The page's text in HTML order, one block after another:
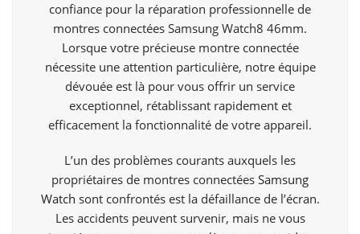
confiance pour la réparation professionnelle de
montres connectées Samsung Watch8 46mm.
Lorsque votre précieuse montre connectée
nécessite une attention particulière, notre équipe
dévouée est là pour vous offrir un service
exceptionnel, rétablissant rapidement et
efficacement la fonctionnalité de votre appareil.
L’un des problèmes courants auxquels les
propriétaires de montres connectées Samsung
Watch sont confrontés est la défaillance de l’écran.
Les accidents peuvent survenir, mais ne vous